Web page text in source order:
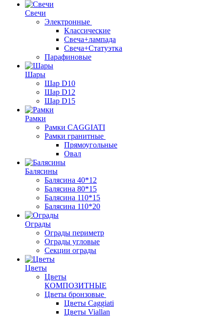
Свечи
Электронные
Классические
Свеча+лампада
Свеча+Статуэтка
Парафиновые
Шары
Шар D10
Шар D12
Шар D15
Рамки
Рамки CAGGIATI
Рамки гранитные
Прямоугольные
Овал
Балясины
Балясина 40*12
Балясина 80*15
Балясина 110*15
Балясина 110*20
Ограды
Ограды периметр
Ограды угловые
Секции ограды
Цветы
Цветы
КОМПОЗИТНЫЕ
Цветы бронзовые
Цветы Caggiati
Цветы Viallan